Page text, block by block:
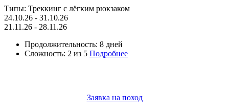
Типы: Треккинг с лёгким рюкзаком
24.10.26 - 31.10.26
21.11.26 - 28.11.26
Продолжительность: 8 дней
Сложность: 2 из 5 Подробнее
Заявка на поход